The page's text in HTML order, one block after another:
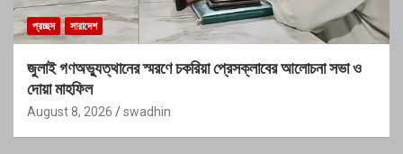
প্রচ্ছদ সারাদেশ
জুলাই গণঅভ্যুত্থানের স্মরণে চকরিয়া প্রেসক্লাবের আলোচনা সভা ও
দোয়া মাহফিল
August 8, 2026 swadhin